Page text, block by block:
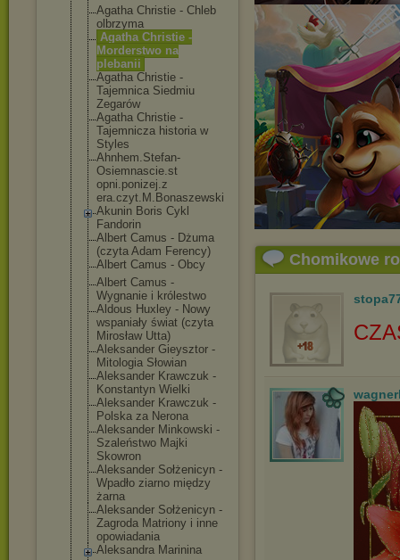
Agatha Christie - Chleb
olbrzyma
Agatha Christie -
Morderstwo na
plebanii
Agatha Christie -
Tajemnica Siedmiu
Zegarów
Agatha Christie -
Tajemnicza historia w
Styles
Ahnhem.Stefan-
Osiemnascie.st
opni.ponizej.z
era.czyt.M.Bonaszewski
Akunin Boris Cykl
Fandorin
Albert Camus - Dżuma
(czyta Adam Ferency)
Albert Camus - Obcy
Albert Camus -
Wygnanie i królestwo
Aldous Huxley - Nowy
wspaniały świat (czyta
Mirosław Utta)
Aleksander Gieysztor -
Mitologia Słowian
Aleksander Krawczuk -
Konstantyn Wielki
Aleksander Krawczuk -
Polska za Nerona
Aleksander Minkowski -
Szaleństwo Majki
Skowron
Aleksander Sołżenicyn -
Wpadło ziarno między
żarna
Aleksander Sołżenicyn -
Zagroda Matriony i inne
opowiadania
Aleksandra Marinina
Chomikowe